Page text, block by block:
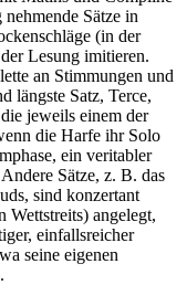
Sätze in
(in der
Lesung imitieren.
an Stimmungen und
längste Satz, Terce,
jeweils einem der
die Harfe ihr Solo
ein veritabler
Sätze, z. B. das
sind konzertant
Wettstreits) angelegt,
einfallsreicher
seine eigenen